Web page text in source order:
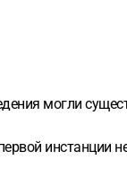
могли
инстанции